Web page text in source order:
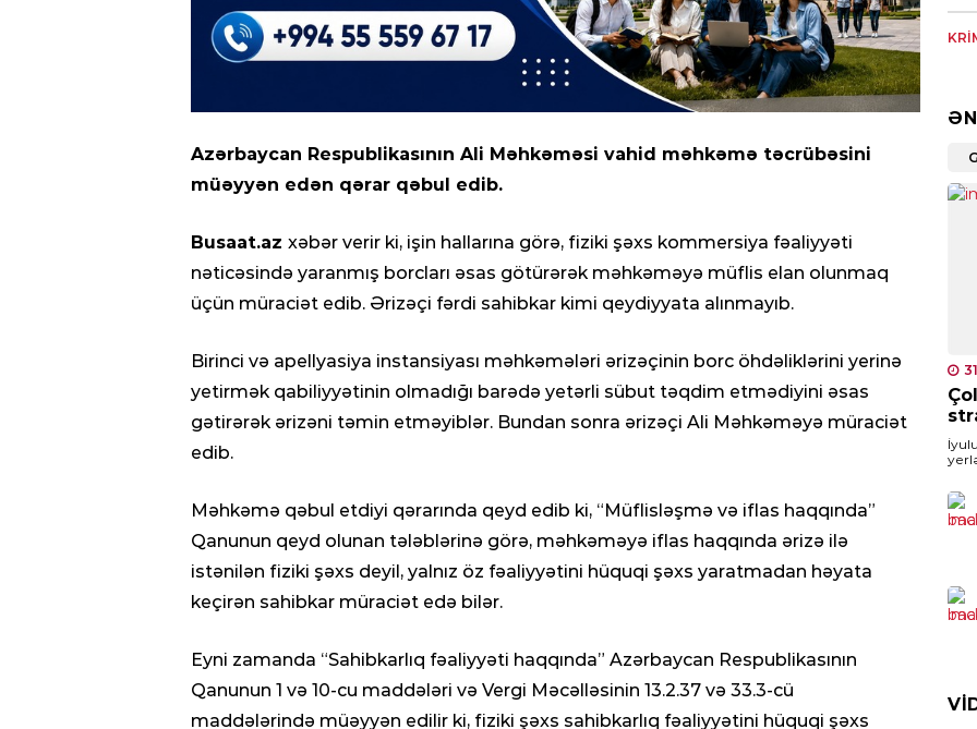
Azərbaycan Respublikasının Ali Məhkəməsi vahid məhkəmə təcrübəsini
müəyyən edən qərar qəbul edib.
Busaat.az xəbər verir ki, işin hallarına görə, fiziki şəxs kommersiya fəaliyyəti
nəticəsində yaranmış borcları əsas götürərək məhkəməyə müflis elan olunmaq
üçün müraciət edib. Ərizəçi fərdi sahibkar kimi qeydiyyata alınmayıb.
Birinci və apellyasiya instansiyası məhkəmələri ərizəçinin borc öhdəliklərini yerinə
yetirmək qabiliyyətinin olmadığı barədə yetərli sübut təqdim etmədiyini əsas
gətirərək ərizəni təmin etməyiblər. Bundan sonra ərizəçi Ali Məhkəməyə müraciət
edib.
Məhkəmə qəbul etdiyi qərarında qeyd edib ki, “Müflisləşmə və iflas haqqında”
Qanunun qeyd olunan tələblərinə görə, məhkəməyə iflas haqqında ərizə ilə
istənilən fiziki şəxs deyil, yalnız öz fəaliyyətini hüquqi şəxs yaratmadan həyata
keçirən sahibkar müraciət edə bilər.
Eyni zamanda “Sahibkarlıq fəaliyyəti haqqında” Azərbaycan Respublikasının
Qanunun 1 və 10-cu maddələri və Vergi Məcəlləsinin 13.2.37 və 33.3-cü
maddələrində müəyyən edilir ki, fiziki şəxs sahibkarlıq fəaliyyətini hüquqi şəxs